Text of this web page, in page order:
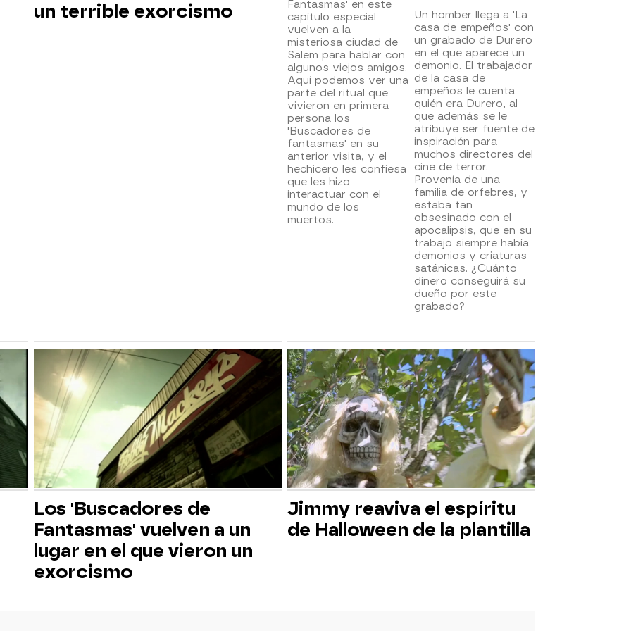
un terrible exorcismo
Fantasmas' en este
capítulo especial
vuelven a la
misteriosa ciudad de
Salem para hablar con
algunos viejos amigos.
Aquí podemos ver una
parte del ritual que
vivieron en primera
persona los
'Buscadores de
fantasmas' en su
anterior visita, y el
hechicero les confiesa
que les hizo
interactuar con el
mundo de los
muertos.
Un homber llega a 'La
casa de empeños' con
un grabado de Durero
en el que aparece un
demonio. El trabajador
de la casa de
empeños le cuenta
quién era Durero, al
que además se le
atribuye ser fuente de
inspiración para
muchos directores del
cine de terror.
Provenía de una
familia de orfebres, y
estaba tan
obsesinado con el
apocalipsis, que en su
trabajo siempre había
demonios y criaturas
satánicas. ¿Cuánto
dinero conseguirá su
dueño por este
grabado?
Los 'Buscadores de
Fantasmas' vuelven a un
lugar en el que vieron un
exorcismo
Jimmy reaviva el espíritu
de Halloween de la plantilla